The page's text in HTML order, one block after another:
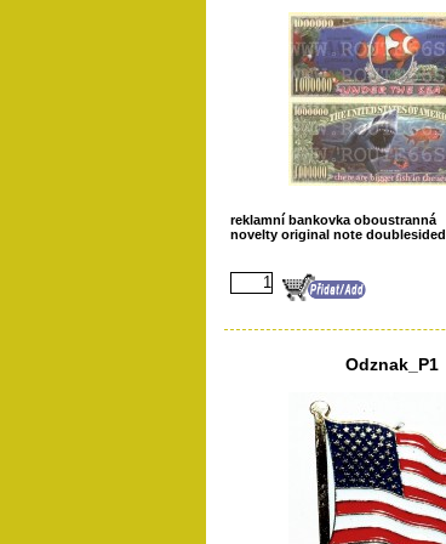
reklamní bankovka oboustranná
novelty original note doublesided
Odznak_P1